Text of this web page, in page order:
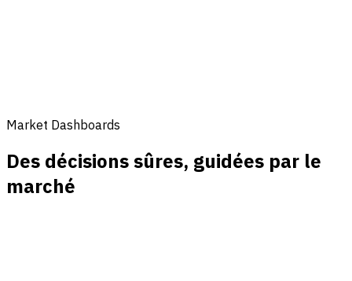
Market Dashboards
Des décisions sûres, guidées par le
marché